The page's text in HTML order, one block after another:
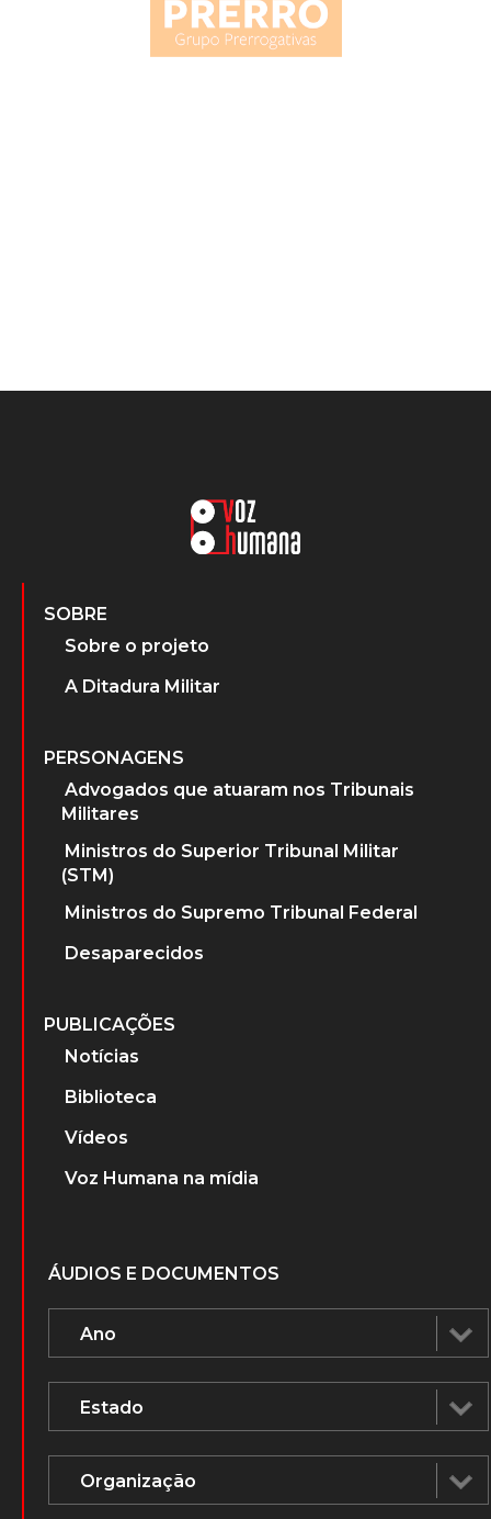
SOBRE
Sobre o projeto
A Ditadura Militar
PERSONAGENS
Advogados que atuaram nos Tribunais
Militares
Ministros do Superior Tribunal Militar
(STM)
Ministros do Supremo Tribunal Federal
Desaparecidos
PUBLICAÇÕES
Notícias
Biblioteca
Vídeos
Voz Humana na mídia
ÁUDIOS E DOCUMENTOS